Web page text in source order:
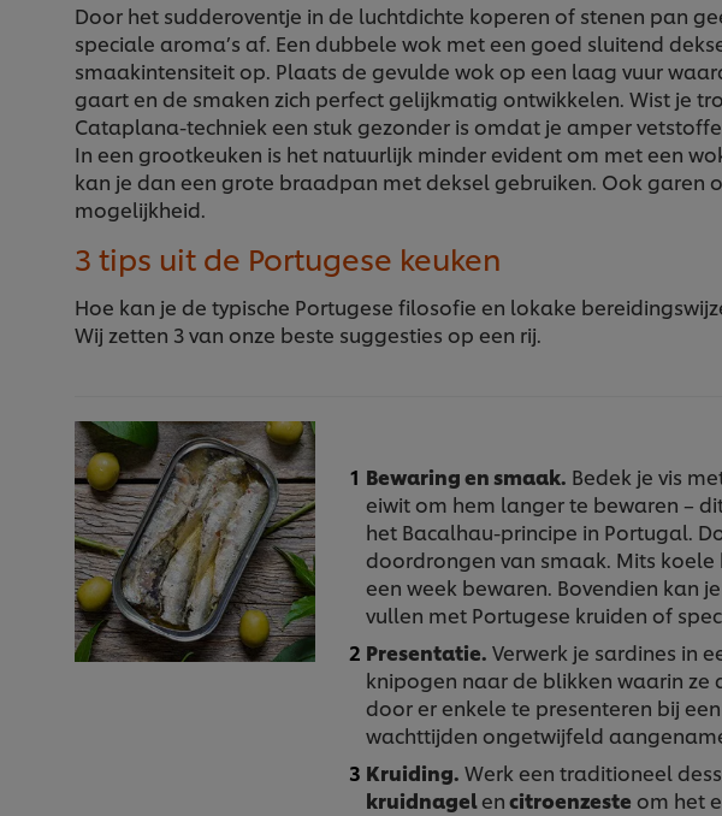
Door het sudderoventje in de luchtdichte koperen of stenen pan
speciale aroma’s af. Een dubbele wok met een goed sluitend
smaakintensiteit op. Plaats de gevulde wok op een laag vuur
gaart en de smaken zich perfect gelijkmatig ontwikkelen. Wist je
Cataplana-techniek een stuk gezonder is omdat je amper
In een grootkeuken is het natuurlijk minder evident om met een
kan je dan een grote braadpan met deksel gebruiken. Ook garen
mogelijkheid.
3 tips uit de Portugese keuken
Hoe kan je de typische Portugese filosofie en lokake
Wij zetten 3 van onze beste suggesties op een rij.
Bewaring en smaak. Bedek je vis
eiwit om hem langer te bewaren –
het Bacalhau-principe in Portugal.
doordrongen van smaak. Mits
een week bewaren. Bovendien kan
vullen met Portugese kruiden of
Presentatie. Verwerk je sardines in
knipogen naar de blikken waarin ze
door er enkele te presenteren bij
wachttijden ongetwijfeld
Kruiding. Werk een traditioneel
kruidnagelencitroenzeste om het